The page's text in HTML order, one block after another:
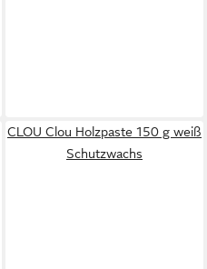
CLOU Clou Holzpaste 150 g weiß
Schutzwachs